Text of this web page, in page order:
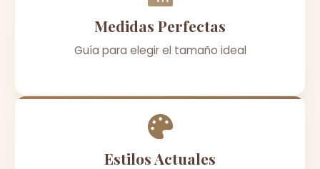
Medidas Perfectas
Guía para elegir el tamaño ideal
Estilos Actuales